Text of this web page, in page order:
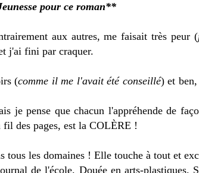
pour ce roman**
aux autres, me faisait très peur (
j'ai fini par craquer.
(comme il me l'avait été conseillé) et
je pense que chacun l'appréhende de
des pages, est la COLÈRE !
les domaines ! Elle touche à tout et
de l'école. Douée en arts-plastiques.